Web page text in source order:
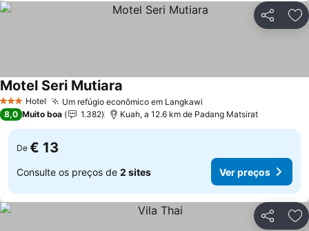
Partilhar
3 EstrelasHotel Um refúgio econômico em Langkawi
Motel Seri Mutiara
8,0 Muito boa 1.382 Kuah, a 12.6 km de Padang Matsirat
De € 13
Consulte os preços de 2 sites Ver preços
Partilhar